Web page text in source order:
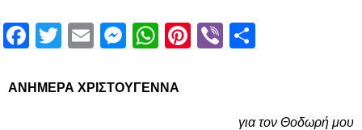
Facebook
Twitter
EmailMessenger
WhatsApp
Pinterest
Viber
ΑΝΗΜΕΡΑ ΧΡΙΣΤΟΥΓΕΝΝΑ
για τον Θοδωρή μου